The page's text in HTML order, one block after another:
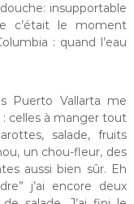
insupportable
c’était le moment
: quand l’eau
Puerto Vallarta me
: celles à manger tout
salade, fruits
un chou-fleur, des
aussi bien sûr. Eh
j’ai encore deux